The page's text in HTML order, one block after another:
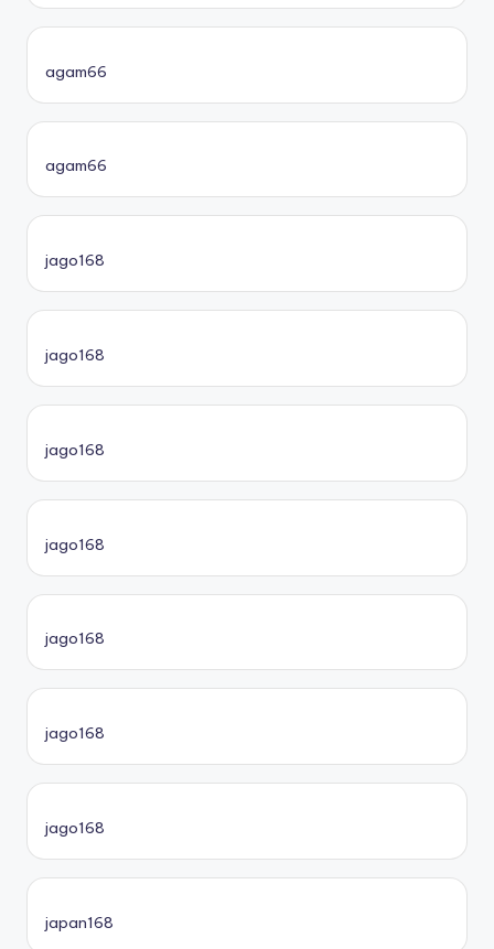
agam66
agam66
jago168
jago168
jago168
jago168
jago168
jago168
jago168
japan168